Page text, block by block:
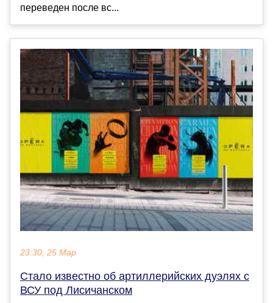
переведен после вс...
23:30, 25 Мар
Стало известно об артиллерийских дуэлях с
ВСУ под Лисичанском